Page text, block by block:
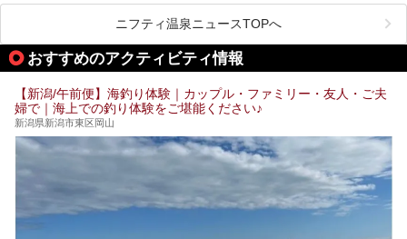
す。
この記事では、弥彦温泉の宿泊に最適なおすすめ宿や、日帰
り施設、グルメスポット、弥彦の自然を堪能できる観光スポ
ットをご紹介します。初めての弥彦温泉旅行を計画している
方に向けて、弥彦温泉の魅力を存分にお伝えしますので、ぜ
ひ参考にしてみてくださいね！
ニフティ温泉ニュースTOPへ
おすすめのアクティビティ情報
【新潟/午前便】海釣り体験｜カップル・ファミリー・友人・ご夫
婦で｜海上での釣り体験をご堪能ください♪
新潟県新潟市東区岡山